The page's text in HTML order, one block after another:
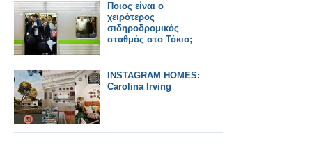
Ποιος είναι ο
χειρότερος
σιδηροδρομικός
σταθμός στο Τόκιο;
INSTAGRAM HOMES:
Carolina Irving